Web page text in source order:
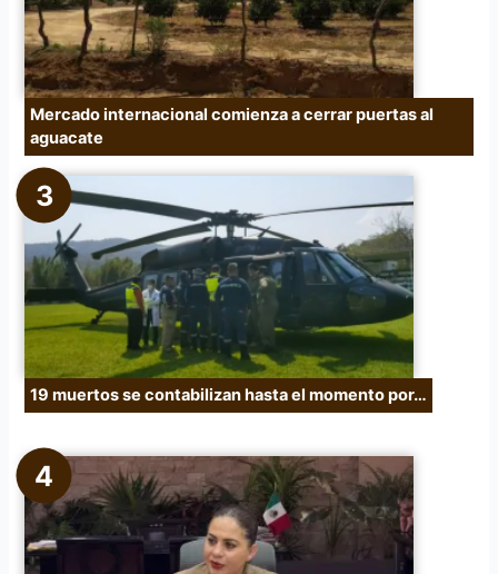
Mercado internacional comienza a cerrar puertas al
aguacate
19 muertos se contabilizan hasta el momento por…